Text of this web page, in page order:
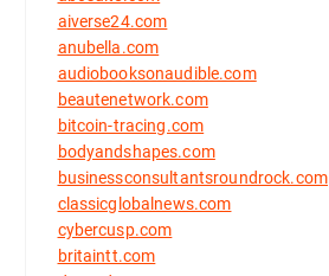
aiverse24.com
anubella.com
audiobooksonaudible.com
beautenetwork.com
bitcoin-tracing.com
bodyandshapes.com
businessconsultantsroundrock.com
classicglobalnews.com
cybercusp.com
britaintt.com